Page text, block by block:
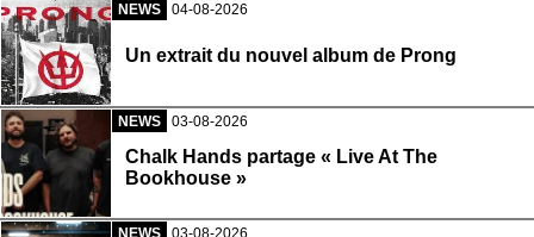
NEWS 04-08-2026
Un extrait du nouvel album de Prong
NEWS 03-08-2026
Chalk Hands partage « Live At The
Bookhouse »